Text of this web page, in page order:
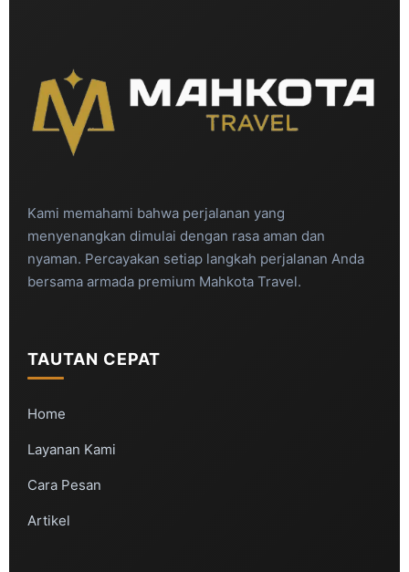
Kami memahami bahwa perjalanan yang
menyenangkan dimulai dengan rasa aman dan
nyaman. Percayakan setiap langkah perjalanan Anda
bersama armada premium Mahkota Travel.
TAUTAN CEPAT
Home
Layanan Kami
Cara Pesan
Artikel